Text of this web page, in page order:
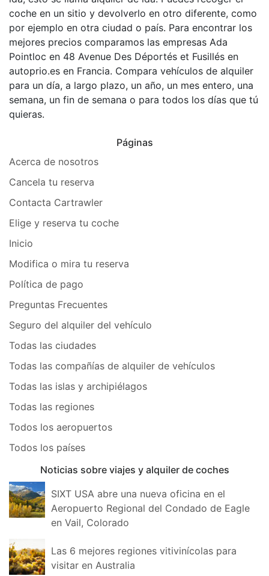
coche en un sitio y devolverlo en otro diferente, como
por ejemplo en otra ciudad o país. Para encontrar los
mejores precios comparamos las empresas Ada
Pointloc en 48 Avenue Des Déportés et Fusillés en
autoprio.es en Francia. Compara vehículos de alquiler
para un día, a largo plazo, un año, un mes entero, una
semana, un fin de semana o para todos los días que tú
quieras.
Páginas
Acerca de nosotros
Cancela tu reserva
Contacta Cartrawler
Elige y reserva tu coche
Inicio
Modifica o mira tu reserva
Política de pago
Preguntas Frecuentes
Seguro del alquiler del vehículo
Todas las ciudades
Todas las compañías de alquiler de vehículos
Todas las islas y archipiélagos
Todas las regiones
Todos los aeropuertos
Todos los países
Noticias sobre viajes y alquiler de coches
SIXT USA abre una nueva oficina en el
Aeropuerto Regional del Condado de Eagle
en Vail, Colorado
Las 6 mejores regiones vitivinícolas para
visitar en Australia